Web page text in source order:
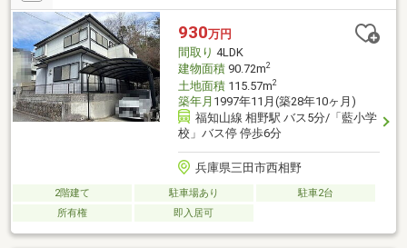
930万円
間取り 4LDK
建物面積90.72m2
土地面積115.57m2
築年月 1997年11月(築28年10ヶ月)
福知山線 相野駅 バス5分/「藍小学
校」バス停 停歩6分
兵庫県三田市西相野
2階建て 駐車場あり
駐車2台
所有権
即入居可